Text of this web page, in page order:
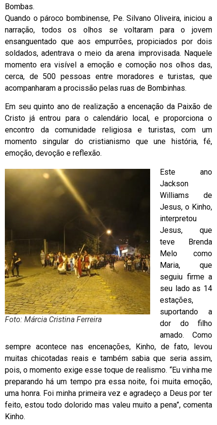
Bombas.
Quando o pároco bombinense, Pe. Silvano Oliveira, iniciou a
narração, todos os olhos se voltaram para o jovem
ensanguentado que aos empurrões, propiciados por dois
soldados, adentrava o meio da arena improvisada. Naquele
momento era visível a emoção e comoção nos olhos das,
cerca, de 500 pessoas entre moradores e turistas, que
acompanharam a procissão pelas ruas de Bombinhas.
Em seu quinto ano de realização a encenação da Paixão de
Cristo já entrou para o calendário local, e proporciona o
encontro da comunidade religiosa e turistas, com um
momento singular do cristianismo que une história, fé,
emoção, devoção e reflexão.
Foto: Márcia Cristina Ferreira
Este ano
Jackson
Williams de
Jesus, o Kinho,
interpretou
Jesus, que
teve Brenda
Melo como
Maria, que
seguiu firme a
seu lado as 14
estações,
suportando a
dor do filho
amado. Como
sempre acontece nas encenações, Kinho, de fato, levou
muitas chicotadas reais e também sabia que seria assim,
pois, o momento exige esse toque de realismo. “Eu vinha me
preparando há um tempo pra essa noite, foi muita emoção,
uma honra. Foi minha primeira vez e agradeço a Deus por ter
feito, estou todo dolorido mas valeu muito a pena”, comenta
Kinho.